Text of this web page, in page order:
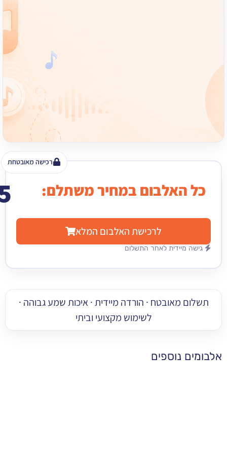
רכישה מאובטחת
האלבום במחיר משתלם: ₪ 15
לרכישת האלבום המלא
מיידית לאחר התשלום
מאובטח · הורדה מיידית · איכות שמע גבוהה ·
לשימוש מקצועי וביתי
נוספים